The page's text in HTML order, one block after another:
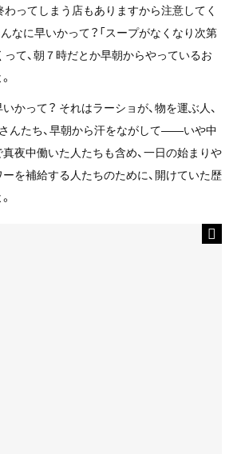
わってしまう店もありますから注意してく
なに早いかって？「スープがなくなり次第
って、朝７時だとか早朝からやっているお
かって？ それはラーショが、物を運ぶ人、
んたち、早朝から汗をながして――いや中
夜中働いた人たちも含め、一日の始まりや
を補給する人たちのために、開けていた歴